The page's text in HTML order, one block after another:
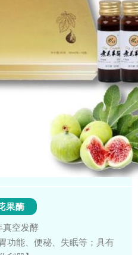
果酶
真空发酵
功能、便秘、失眠等；具有